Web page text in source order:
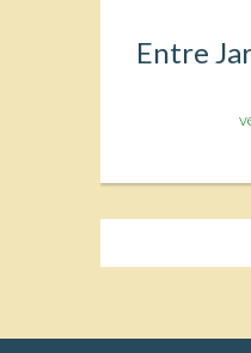
Entre